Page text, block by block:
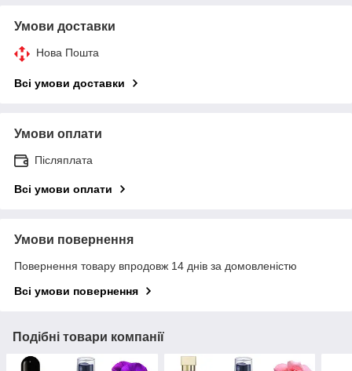
Умови доставки
Нова Пошта
Всі умови доставки
Умови оплати
Післяплата
Всі умови оплати
Умови повернення
Повернення товару впродовж 14 днів за домовленістю
Всі умови повернення
Подібні товари компанії